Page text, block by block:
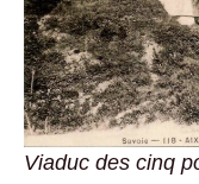
Viaduc des cinq